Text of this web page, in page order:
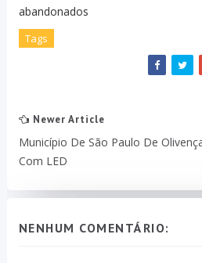
abandonados
Tags
Newer Article
Município De São Paulo De
Com LED
NENHUM COMENTÁRIO: